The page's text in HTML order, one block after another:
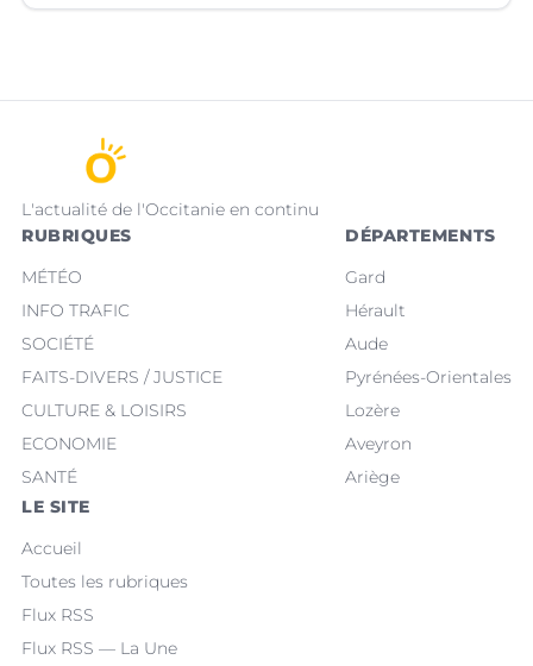
L'actualité de l'Occitanie en continu
RUBRIQUES
MÉTÉO
INFO TRAFIC
SOCIÉTÉ
FAITS-DIVERS / JUSTICE
CULTURE & LOISIRS
ECONOMIE
SANTÉ
DÉPARTEMENTS
Gard
Hérault
Aude
Pyrénées-Orientales
Lozère
Aveyron
Ariège
LE SITE
Accueil
Toutes les rubriques
Flux RSS
Flux RSS — La Une